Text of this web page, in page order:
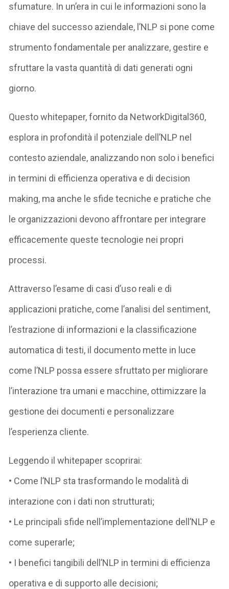
sfumature. In un’era in cui le informazioni sono la
chiave del successo aziendale, l’NLP si pone come
strumento fondamentale per analizzare, gestire e
sfruttare la vasta quantità di dati generati ogni
giorno.
Questo whitepaper, fornito da NetworkDigital360,
esplora in profondità il potenziale dell’NLP nel
contesto aziendale, analizzando non solo i benefici
in termini di efficienza operativa e di decision
making, ma anche le sfide tecniche e pratiche che
le organizzazioni devono affrontare per integrare
efficacemente queste tecnologie nei propri
processi.
Attraverso l’esame di casi d’uso reali e di
applicazioni pratiche, come l’analisi del sentiment,
l’estrazione di informazioni e la classificazione
automatica di testi, il documento mette in luce
come l’NLP possa essere sfruttato per migliorare
l’interazione tra umani e macchine, ottimizzare la
gestione dei documenti e personalizzare
l’esperienza cliente.
Leggendo il whitepaper scoprirai:
• Come l’NLP sta trasformando le modalità di
interazione con i dati non strutturati;
• Le principali sfide nell’implementazione dell’NLP e
come superarle;
• I benefici tangibili dell’NLP in termini di efficienza
operativa e di supporto alle decisioni;